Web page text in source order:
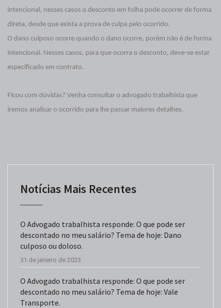
intencional, nesses casos o desconto em folha pode ocorrer de forma
direta, desde que exista a prova de culpa pelo ocorrido.
O dano culposo ocorre quando o dano ocorre, porém não é de forma
intencional. Nesses casos, para que ocorra o desconto, deve-se estar
especificado em contrato.
Ficou com dúvidas? Venha consultar o advogado trabalhista que
iremos analisar o ocorrido para lhe passar maiores detalhes.
Notícias Mais Recentes
O Advogado trabalhista responde: O que pode ser
descontado no meu salário? Tema de hoje: Dano
culposo ou doloso.
31 de janeiro de 2023
O Advogado trabalhista responde: O que pode ser
descontado no meu salário? Tema de hoje: Vale
Transporte.